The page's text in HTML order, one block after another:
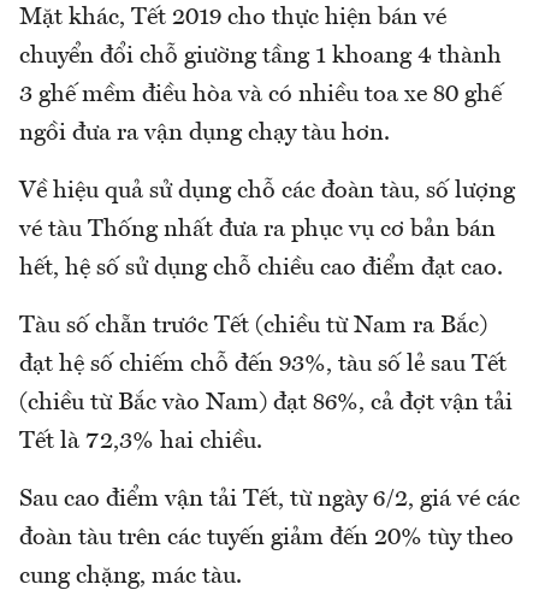
Mặt khác, Tết 2019 cho thực hiện bán vé
chuyển đổi chỗ giường tầng 1 khoang 4 thành
3 ghế mềm điều hòa và có nhiều toa xe 80 ghế
ngồi đưa ra vận dụng chạy tàu hơn.
Về hiệu quả sử dụng chỗ các đoàn tàu, số lượng
vé tàu Thống nhất đưa ra phục vụ cơ bản bán
hết, hệ số sử dụng chỗ chiều cao điểm đạt cao.
Tàu số chẵn trước Tết (chiều từ Nam ra Bắc)
đạt hệ số chiếm chỗ đến 93%, tàu số lẻ sau Tết
(chiều từ Bắc vào Nam) đạt 86%, cả đợt vận tải
Tết là 72,3% hai chiều.
Sau cao điểm vận tải Tết, từ ngày 6/2, giá vé các
đoàn tàu trên các tuyến giảm đến 20% tùy theo
cung chặng, mác tàu.